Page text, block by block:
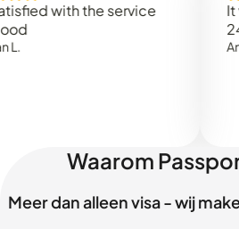
with the service
It was
Waarom
Meer dan alleen visa - wij